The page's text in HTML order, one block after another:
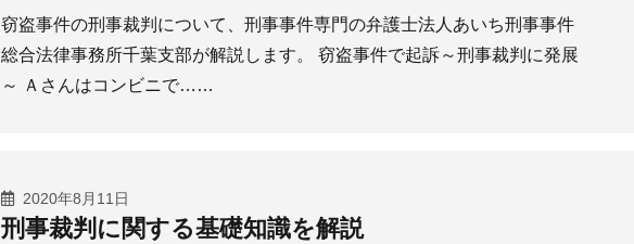
窃盗事件の刑事裁判について、刑事事件専門の弁護士法人あいち刑事事件
総合法律事務所千葉支部が解説します。 窃盗事件で起訴～刑事裁判に発展
～ Ａさんはコンビニで……
2020年8月11日
刑事裁判に関する基礎知識を解説